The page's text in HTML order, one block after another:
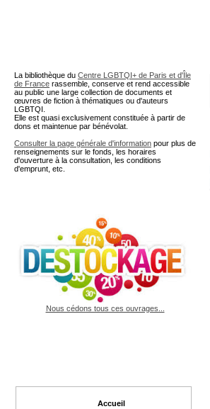
La bibliothèque du Centre LGBTQI+ de Paris et d'Île
de France rassemble, conserve et rend accessible
au public une large collection de documents et
œuvres de fiction à thématiques ou d'auteurs
LGBTQI.
Elle est quasi exclusivement constituée à partir de
dons et maintenue par bénévolat.
Consulter la page générale d'information pour plus de
renseignements sur le fonds, les horaires
d'ouverture à la consultation, les conditions
d'emprunt, etc.
Nous cédons tous ces ouvrages...
Accueil